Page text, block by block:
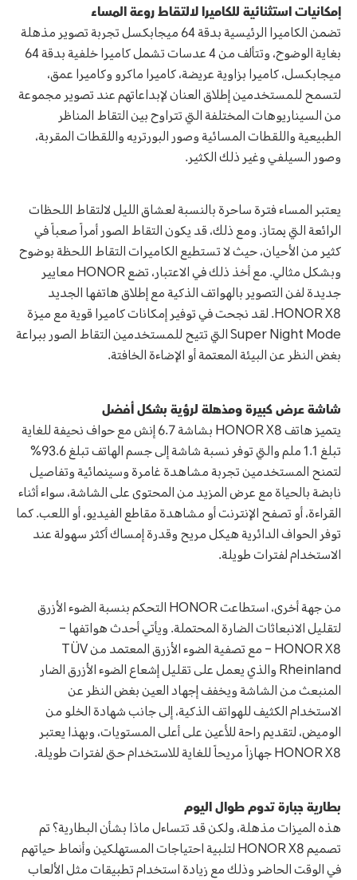
إمكانيات استثنائية للكاميرا لالتقاط روعة المساء
تضمن الكاميرا الرئيسية بدقة 64 ميجابكسل تجربة تصوير مذهلة
بغاية الوضوح، وتتألف من 4 عدسات تشمل كاميرا خلفية بدقة 64
ميجابكسل، كاميرا بزاوية عريضة، كاميرا ماكرو وكاميرا عمق،
لتسمح للمستخدمين إطلاق العنان لإبداعاتهم عند تصوير مجموعة
من السيناريوهات المختلفة التي تتراوح بين التقاط المناظر
الطبيعية واللقطات المسائية وصور البورتريه واللقطات المقربة،
وصور السيلفي وغير ذلك الكثير.
يعتبر المساء فترة ساحرة بالنسبة لعشاق الليل لالتقاط اللحظات
الرائعة التي يمتاز. ومع ذلك، قد يكون التقاط الصور أمراً صعباً في
كثير من الأحيان، حيث لا تستطيع الكاميرات التقاط اللحظة بوضوح
وبشكل مثالي. مع أخذ ذلك في الاعتبار، تضع HONOR معايير
جديدة لفن التصوير بالهواتف الذكية مع إطلاق هاتفها الجديد
HONOR X8. لقد نجحت في توفير إمكانات كاميرا قوية مع ميزة
Super Night Mode التي تتيح للمستخدمين التقاط الصور ببراعة
بغض النظر عن البيئة المعتمة أو الإضاءة الخافتة.
شاشة عرض كبيرة ومذهلة لرؤية بشكل أفضل
يتميز هاتف HONOR X8 بشاشة 6.7 إنش مع حواف نحيفة للغاية
تبلغ 1.1 ملم والتي توفر نسبة شاشة إلى جسم الهاتف تبلغ 93.6%
لتمنح المستخدمين تجربة مشاهدة غامرة وسينمائية وتفاصيل
نابضة بالحياة مع عرض المزيد من المحتوى على الشاشة، سواء أثناء
القراءة، أو تصفح الإنترنت أو مشاهدة مقاطع الفيديو، أو اللعب. كما
توفر الحواف الدائرية هيكل مريح وقدرة إمساك أكثر سهولة عند
الاستخدام لفترات طويلة.
من جهة أخرى، استطاعت HONOR التحكم بنسبة الضوء الأزرق
لتقليل الانبعاثات الضارة المحتملة. ويأتي أحدث هواتفها –
HONOR X8 – مع تصفية الضوء الأزرق المعتمد من TÜV
Rheinland والذي يعمل على تقليل إشعاع الضوء الأزرق الضار
المنبعث من الشاشة ويخفف إجهاد العين بغض النظر عن
الاستخدام الكثيف للهواتف الذكية، إلى جانب شهادة الخلو من
الوميض، لتقديم راحة للأعين على أعلى المستويات، وبهذا يعتبر
HONOR X8 جهازاً مريحاً للغاية للاستخدام حتى لفترات طويلة.
بطارية جبارة تدوم طوال اليوم
هذه الميزات مذهلة، ولكن قد تتساءل ماذا بشأن البطارية؟ تم
تصميم HONOR X8 لتلبية احتياجات المستهلكين وأنماط حياتهم
في الوقت الحاضر وذلك مع زيادة استخدام تطبيقات مثل الألعاب